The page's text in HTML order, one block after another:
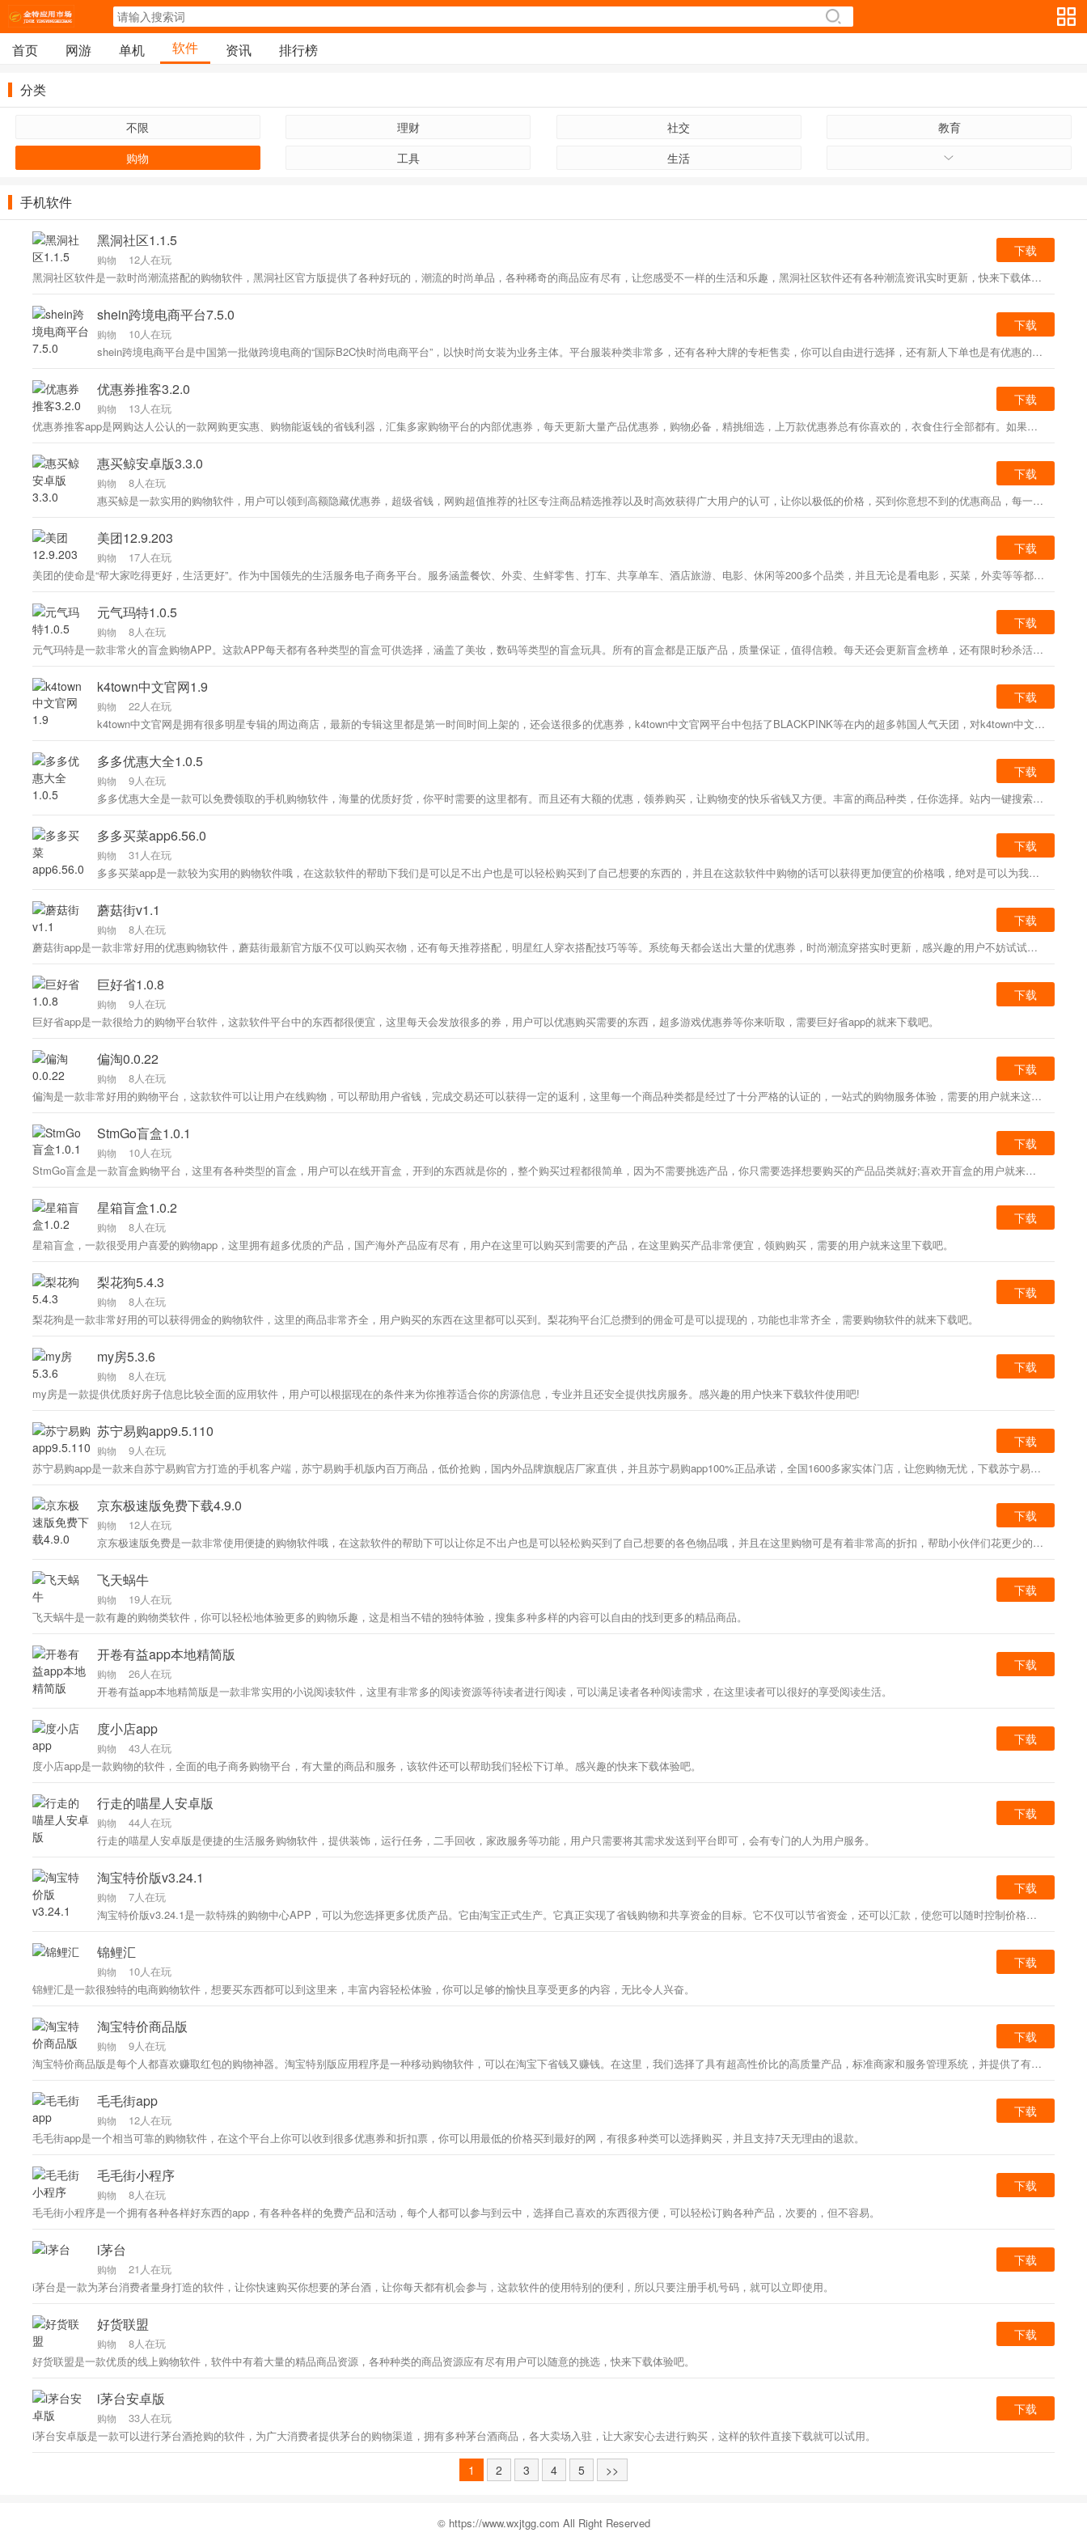
首页 网游 单机 软件 资讯 排行榜
分类
不限 理财 社交
教育
购物
工具 生活
手机软件
黑洞社区1.1.5
购物
12人在玩
黑洞社区软件是一款时尚潮流搭配的购物软件，黑洞社区官方版提供了各种好玩的，潮流的时尚单品，各种稀奇的商品应有尽有，让您感受不一样的生活和乐趣，黑洞社区软件还有各种潮流资讯实时更新，快来下载体验吧！
下载
shein跨境电商平台7.5.0
购物
10人在玩
shein跨境电商平台是中国第一批做跨境电商的“国际B2C快时尚电商平台”，以快时尚女装为业务主体。平台服装种类非常多，还有各种大牌的专柜售卖，你可以自由进行选择，还有新人下单也是有优惠的。喜欢的用户快来下载吧！
下载
优惠券推客3.2.0
购物
13人在玩
优惠券推客app是网购达人公认的一款网购更实惠、购物能返钱的省钱利器，汇集多家购物平台的内部优惠券，每天更新大量产品优惠券，购物必备，精挑细选，上万款优惠券总有你喜欢的，衣食住行全部都有。如果有对这一款app感兴趣的小伙伴，心动不如行动，赶快下载吧！！
下载
惠买鲸安卓版3.3.0
购物
8人在玩
惠买鲸是一款实用的购物软件，用户可以领到高额隐藏优惠券，超级省钱，网购超值推荐的社区专注商品精选推荐以及时高效获得广大用户的认可，让你以极低的价格，买到你意想不到的优惠商品，每一分钱，都买得值。如果有对这一款app感兴趣的小伙伴，心动不如行动，赶快下载吧！！
下载
美团12.9.203
购物
17人在玩
美团的使命是“帮大家吃得更好，生活更好”。作为中国领先的生活服务电子商务平台。服务涵盖餐饮、外卖、生鲜零售、打车、共享单车、酒店旅游、电影、休闲等200多个品类，并且无论是看电影，买菜，外卖等等都十分便捷实惠。还不快下载下来，优惠多多的在等你来呢!
下载
元气玛特1.0.5
购物
8人在玩
元气玛特是一款非常火的盲盒购物APP。这款APP每天都有各种类型的盲盒可供选择，涵盖了美妆，数码等类型的盲盒玩具。所有的盲盒都是正版产品，质量保证，值得信赖。每天还会更新盲盒榜单，还有限时秒杀活动，喜欢的快来下载吧。
下载
k4town中文官网1.9
购物
22人在玩
k4town中文官网是拥有很多明星专辑的周边商店，最新的专辑这里都是第一时间时间上架的，还会送很多的优惠券，k4town中文官网平台中包括了BLACKPINK等在内的超多韩国人气天团，对k4town中文官网感兴趣的就来下载吧。
下载
多多优惠大全1.0.5
购物
9人在玩
多多优惠大全是一款可以免费领取的手机购物软件，海量的优质好货，你平时需要的这里都有。而且还有大额的优惠，领券购买，让购物变的快乐省钱又方便。丰富的商品种类，任你选择。站内一键搜索，你想的就在这里，领取优惠券，下单立减，轻松购物，折扣优惠让你看的见。
下载
多多买菜app6.56.0
购物
31人在玩
多多买菜app是一款较为实用的购物软件哦，在这款软件的帮助下我们是可以足不出户也是可以轻松购买到了自己想要的东西的，并且在这款软件中购物的话可以获得更加便宜的价格哦，绝对是可以为我们带来更加便利的体验，感兴趣的人是可以来尝试一下的。
下载
蘑菇街v1.1
购物
8人在玩
蘑菇街app是一款非常好用的优惠购物软件，蘑菇街最新官方版不仅可以购买衣物，还有每天推荐搭配，明星红人穿衣搭配技巧等等。系统每天都会送出大量的优惠券，时尚潮流穿搭实时更新，感兴趣的用户不妨试试这款蘑菇街app下载吧！
下载
巨好省1.0.8
购物
9人在玩
巨好省app是一款很给力的购物平台软件，这款软件平台中的东西都很便宜，这里每天会发放很多的券，用户可以优惠购买需要的东西，超多游戏优惠券等你来听取，需要巨好省app的就来下载吧。
下载
偏淘0.0.22
购物
8人在玩
偏淘是一款非常好用的购物平台，这款软件可以让用户在线购物，可以帮助用户省钱，完成交易还可以获得一定的返利，这里每一个商品种类都是经过了十分严格的认证的，一站式的购物服务体验，需要的用户就来这里下载吧。
下载
StmGo盲盒1.0.1
购物
10人在玩
StmGo盲盒是一款盲盒购物平台，这里有各种类型的盲盒，用户可以在线开盲盒，开到的东西就是你的，整个购买过程都很简单，因为不需要挑选产品，你只需要选择想要购买的产品品类就好;喜欢开盲盒的用户就来下载StmGo盲盒app吧。
下载
星箱盲盒1.0.2
购物
8人在玩
星箱盲盒，一款很受用户喜爱的购物app，这里拥有超多优质的产品，国产海外产品应有尽有，用户在这里可以购买到需要的产品，在这里购买产品非常便宜，领购购买，需要的用户就来这里下载吧。
下载
梨花狗5.4.3
购物
8人在玩
梨花狗是一款非常好用的可以获得佣金的购物软件，这里的商品非常齐全，用户购买的东西在这里都可以买到。梨花狗平台汇总攒到的佣金可是可以提现的，功能也非常齐全，需要购物软件的就来下载吧。
下载
my房5.3.6
购物
8人在玩
my房是一款提供优质好房子信息比较全面的应用软件，用户可以根据现在的条件来为你推荐适合你的房源信息，专业并且还安全提供找房服务。感兴趣的用户快来下载软件使用吧!
下载
苏宁易购app9.5.110
购物
9人在玩
苏宁易购app是一款来自苏宁易购官方打造的手机客户端，苏宁易购手机版内百万商品，低价抢购，国内外品牌旗舰店厂家直供，并且苏宁易购app100%正品承诺，全国1600多家实体门店，让您购物无忧，下载苏宁易购app，让购物更简单！
下载
京东极速版免费下载4.9.0
购物
12人在玩
京东极速版免费是一款非常使用便捷的购物软件哦，在这款软件的帮助下可以让你足不出户也是可以轻松购买到了自己想要的各色物品哦，并且在这里购物可是有着非常高的折扣，帮助小伙伴们花更少的钱买到自己想要的东西，感兴趣的人是可以来尝试一下的。
下载
飞天蜗牛
购物
19人在玩
飞天蜗牛是一款有趣的购物类软件，你可以轻松地体验更多的购物乐趣，这是相当不错的独特体验，搜集多种多样的内容可以自由的找到更多的精品商品。
下载
开卷有益app本地精简版
购物
26人在玩
开卷有益app本地精简版是一款非常实用的小说阅读软件，这里有非常多的阅读资源等待读者进行阅读，可以满足读者各种阅读需求，在这里读者可以很好的享受阅读生活。
下载
度小店app
购物
43人在玩
度小店app是一款购物的软件，​全面的电子商务购物平台，有大量的商品和服务，该软件还可以帮助我们轻松下订单。感兴趣的快来下载体验吧。​
下载
行走的喵星人安卓版
购物
44人在玩
行走的喵星人安卓版是便捷的生活服务购物软件，提供装饰，运行任务，二手回收，家政服务等功能，用户只需要将其需求发送到平台即可，会有专门的人为用户服务。
下载
淘宝特价版v3.24.1
购物
7人在玩
淘宝特价版v3.24.1是一款特殊的购物中心APP，可以为您选择更多优质产品。它由淘宝正式生产。它真正实现了省钱购物和共享资金的目标。它不仅可以节省资金，还可以汇款，使您可以随时控制价格较低且具有成本效益的产品，还可以提供更丰富的交互式游戏玩法。您还可以在玩游戏时购买红包。享受更多优惠互动，让您爱上购物！
下载
锦鲤汇
购物
10人在玩
锦鲤汇是一款很独特的电商购物软件，想要买东西都可以到这里来，丰富内容轻松体验，你可以足够的愉快且享受更多的内容，无比令人兴奋。
下载
淘宝特价商品版
购物
9人在玩
淘宝特价商品版是每个人都喜欢赚取红包的购物神器。淘宝特别版应用程序是一种移动购物软件，可以在淘宝下省钱又赚钱。在这里，我们选择了具有超高性价比的高质量产品，标准商家和服务管理系统，并提供了有趣而有趣的交互式游戏玩法以及丰富的奖励红包，让用户发现更多的购买和购买乐趣。
下载
毛毛街app
购物
12人在玩
毛毛街app是一个相当可靠的购物软件，在这个平台上你可以收到很多优惠券和折扣票，你可以用最低的价格买到最好的网，有很多种类可以选择购买，并且支持7天无理由的退款。
下载
毛毛街小程序
购物
8人在玩
毛毛街小程序是一个拥有各种各样好东西的app，有各种各样的免费产品和活动，每个人都可以参与到云中，选择自己喜欢的东西很方便，可以轻松订购各种产品，次要的，但不容易。
下载
i茅台
购物
21人在玩
i茅台是一款为茅台消费者量身打造的软件，让你快速购买你想要的茅台酒，让你每天都有机会参与，这款软件的使用特别的便利，所以只要注册手机号码，就可以立即使用。
下载
好货联盟
购物
8人在玩
好货联盟是一款优质的线上购物软件，软件中有着大量的精品商品资源，各种种类的商品资源应有尽有用户可以随意的挑选，快来下载体验吧。
下载
i茅台安卓版
购物
33人在玩
i茅台安卓版是一款可以进行茅台酒抢购的软件，为广大消费者提供茅台的购物渠道，拥有多种茅台酒商品，各大卖场入驻，让大家安心去进行购买，这样的软件直接下载就可以试用。
下载
1 2 3 4 5 >>
© https://www.wxjtgg.com All Right Reserved